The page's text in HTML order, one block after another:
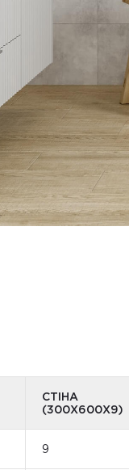
СТІНА
(300Х600Х9)
9